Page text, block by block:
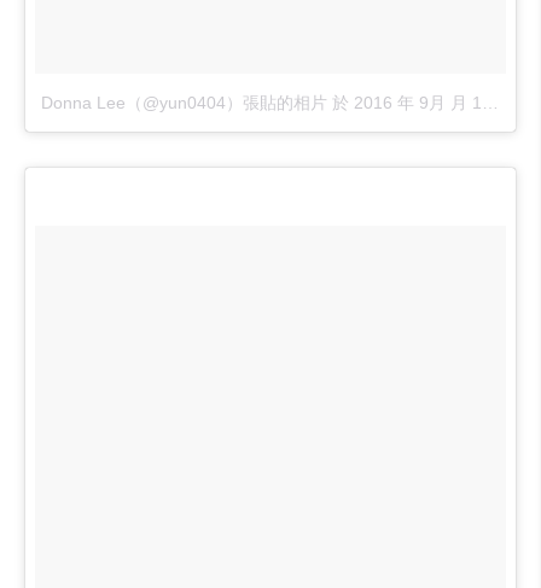
Donna Lee（@yun0404）張貼的相片 於 2016 年 9月 月 16 10:15上午 PDT